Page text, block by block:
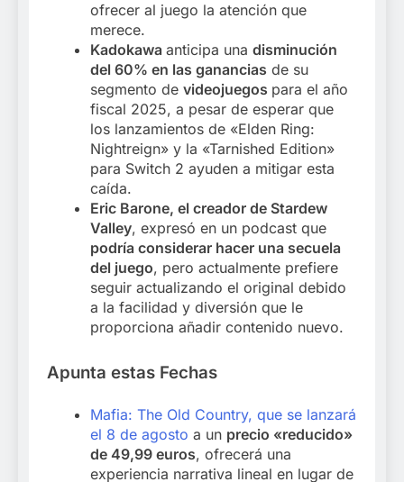
ofrecer al juego la atención que
merece.
Kadokawa anticipa una disminución
del 60% en las ganancias de su
segmento de videojuegos para el año
fiscal 2025, a pesar de esperar que
los lanzamientos de «Elden Ring:
Nightreign» y la «Tarnished Edition»
para Switch 2 ayuden a mitigar esta
caída.
Eric Barone, el creador de Stardew
Valley, expresó en un podcast que
podría considerar hacer una secuela
del juego, pero actualmente prefiere
seguir actualizando el original debido
a la facilidad y diversión que le
proporciona añadir contenido nuevo.
Apunta estas Fechas
Mafia: The Old Country, que se lanzará
el 8 de agosto a un precio «reducido»
de 49,99 euros, ofrecerá una
experiencia narrativa lineal en lugar de